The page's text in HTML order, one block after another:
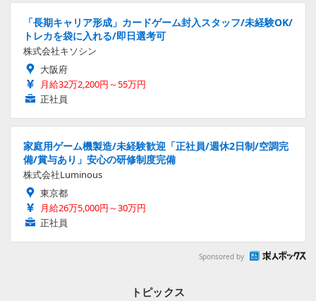
「長期キャリア形成」カードゲーム封入スタッフ/未経験OK/
トレカを袋に入れる/即日選考可
株式会社キソシン
大阪府
月給32万2,200円～55万円
正社員
家庭用ゲーム機製造/未経験歓迎「正社員/週休2日制/空調完
備/賞与あり」安心の研修制度完備
株式会社Luminous
東京都
月給26万5,000円～30万円
正社員
Sponsored by
トピックス